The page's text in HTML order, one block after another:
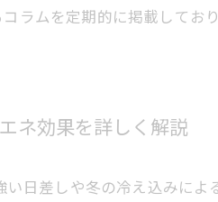
ラムを定期的に掲載してお
ネ効果を詳しく解説
日差しや冬の冷え込みによ